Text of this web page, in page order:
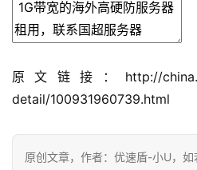
原文链接：http://
detail/100931960739.html
原创文章，作者：优速盾-小U，如